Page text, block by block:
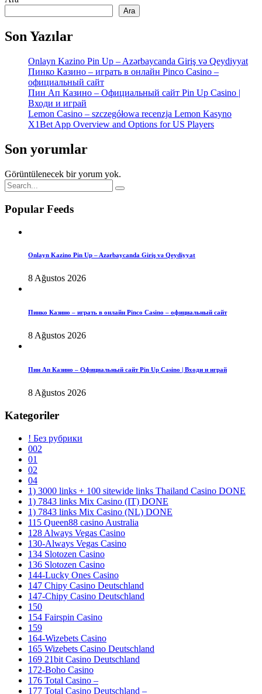
Ara
Son Yazılar
Onlayn Kazino Pin Up – Azərbaycanda Giriş və Qeydiyyat
Пинко Казино – играть в онлайн Pinco Casino –
официальный сайт
Пин Ап Казино – Официальный сайт Pin Up Casino |
Входи и играй
Lemon Casino – szczegółowa recenzja Lemon Kasyno
X1Bet App Overview and Options for US Players
Son yorumlar
Görüntülenecek bir yorum yok.
Popular Feeds
Onlayn Kazino Pin Up – Azərbaycanda Giriş və Qeydiyyat
8 Ağustos 2026
Пинко Казино – играть в онлайн Pinco Casino – официальный сайт
8 Ağustos 2026
Пин Ап Казино – Официальный сайт Pin Up Casino | Входи и играй
8 Ağustos 2026
Kategoriler
! Без рубрики
002
01
02
04
1) 3000 links + 100 sitewide links Thailand Casino DONE
1) 7843 links Mix Casino (IT) DONE
1) 7843 links Mix Casino (NL) DONE
115 Queen88 casino Australia
128 Always Vegas Casino
130-Always Vegas Casino
134 Slotozen Casino
136 Slotozen Casino
144-Lucky Ones Casino
147 Chipy Casino Deutschland
147-Chipy Casino Deutschland
150
154 Fairspin Casino
159
164-Wizebets Casino
165 Wizebets Casino Deutschland
169 21bit Casino Deutschland
172-Boho Casino
176 Total Casino –
177 Total Casino Deutschland –